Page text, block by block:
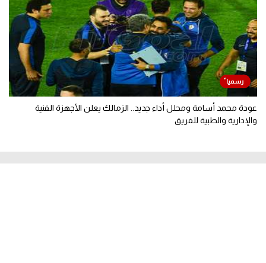
عودة محمد أسامة ومحلل أداء جديد.. الزمالك يعلن الأجهزة الفنية
والإدارية والطبية للفريق